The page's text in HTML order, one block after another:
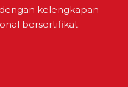
kelengkapan
bersertifikat.